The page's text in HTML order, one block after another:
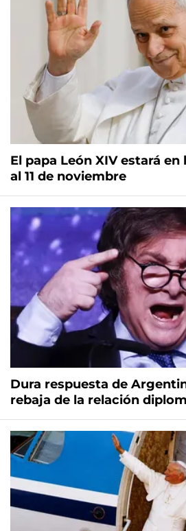
El papa León XIV estará
al 11 de noviembre
Dura respuesta de
rebaja de la relación